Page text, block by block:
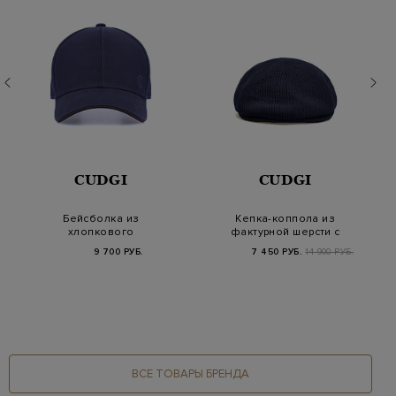
CUDGI
Бейсболка из
хлопкового
габардина с вышитым
логотипом
9 700 РУБ.
CUDGI
Кепка-коппола из
фактурной шерсти с
вышитым логотипом
7 450 РУБ. 14 900 РУБ.
ВСЕ ТОВАРЫ БРЕНДА